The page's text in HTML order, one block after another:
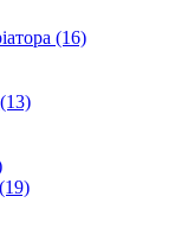
(16)